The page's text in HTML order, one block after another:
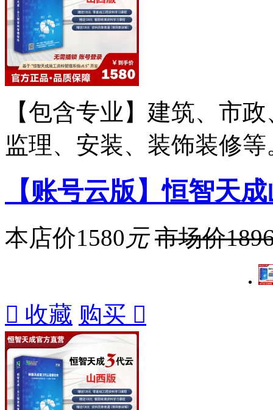
【包含专业】建筑、市
监理、安装、装饰装修等
【账号云版】恒智天
本店价1580 元 市场价
 收藏 购买 